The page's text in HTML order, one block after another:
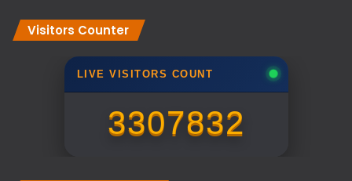
Visitors Counter
LIVE VISITORS COUNT
3307832